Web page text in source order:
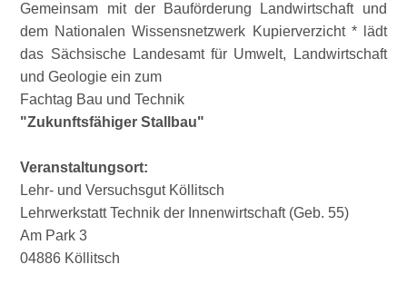
Gemeinsam mit der Bauförderung Landwirtschaft und
dem Nationalen Wissensnetzwerk Kupierverzicht * lädt
das Sächsische Landesamt für Umwelt, Landwirtschaft
und Geologie ein zum
Fachtag Bau und Technik
Zukunftsfähiger Stallbau
Veranstaltungsort:
Lehr- und Versuchsgut Köllitsch
Lehrwerkstatt Technik der Innenwirtschaft (Geb. 55)
Am Park 3
04886 Köllitsch